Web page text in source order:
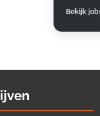
Bekijk